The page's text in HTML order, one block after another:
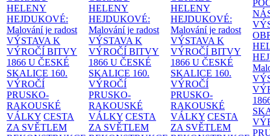
HELENY
HEJDUKOVÉ:
Malování je radost
VÝSTAVA K
VÝROČÍ BITVY
1866 U ČESKÉ
SKALICE 160.
VÝROČÍ
PRUSKO-
RAKOUSKÉ
VÁLKY CESTA
ZA SVĚTLEM
HELENY
HEJDUKOVÉ:
Malování je radost
VÝSTAVA K
VÝROČÍ BITVY
1866 U ČESKÉ
SKALICE 160.
VÝROČÍ
PRUSKO-
RAKOUSKÉ
VÁLKY CESTA
ZA SVĚTLEM
HELENY
HEJDUKOVÉ:
Malování je radost
VÝSTAVA K
VÝROČÍ BITVY
1866 U ČESKÉ
SKALICE 160.
VÝROČÍ
PRUSKO-
RAKOUSKÉ
VÁLKY CESTA
ZA SVĚTLEM